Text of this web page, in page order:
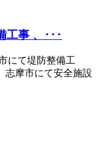
工事 、･･･
にて堤防整備工
志摩市にて安全施設